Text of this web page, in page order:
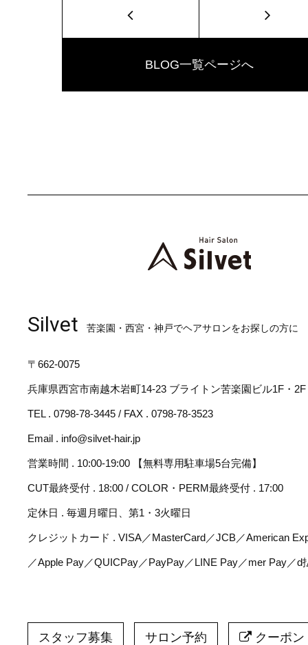
BLOG一覧ページへ
Silvet 苦楽園・西宮・神戸でヘアサロンをお探しの方に
〒662-0075
兵庫県西宮市南越木岩町14-23 ブライトン苦楽園ビル1F・2F
TEL . 0798-78-3445 / FAX . 0798-78-3523
Email . info@silvet-hair.jp
営業時間 . 10:00-19:00 【無料専用駐車場5台完備】
CUT最終受付 . 18:00 / COLOR・PERM最終受付 . 17:00
定休日 . 毎週月曜日、第1・3火曜日
クレジットカード . VISA／MasterCard／JCB／American
／Apple Pay／QUICPay／PayPay／LINE Pay／mer Pay／d
スタッフ募集 サロン予約 クーポン